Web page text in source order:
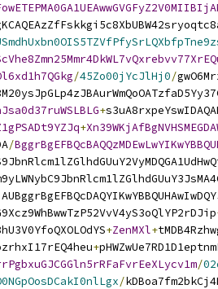
/45Zo00jYcJlHj0/
+
+
/
+ZenMXl+
+
/
/